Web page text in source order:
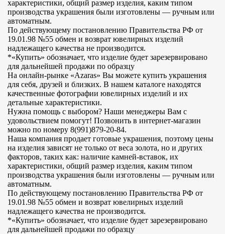
характеристики, общий размер изделия, каким типом
производства украшения были изготовлены — ручным или
автоматным.
По действующему постановлению Правительства РФ от
19.01.98 №55 обмен и возврат ювелирных изделий
надлежащего качества не производится.
*«Купить» обозначает, что изделие будет зарезервировано
для дальнейшей продажи по образцу
На онлайн-рынке «Azaras» Вы можете купить украшения
для себя, друзей и близких. В нашем каталоге находятся
качественные фотографии ювелирных изделий и их
детальные характеристики.
Нужна помощь с выбором? Наши менеджеры Вам с
удовольствием помогут! Позвонить в интернет-магазин
можно по номеру 8(991)879-20-84.
Наша компания продает готовые украшения, поэтому цены
на изделия зависят не только от веса золота, но и других
факторов, таких как: наличие камней-вставок, их
характеристики, общий размер изделия, каким типом
производства украшения были изготовлены — ручным или
автоматным.
По действующему постановлению Правительства РФ от
19.01.98 №55 обмен и возврат ювелирных изделий
надлежащего качества не производится.
*«Купить» обозначает, что изделие будет зарезервировано
для дальнейшей продажи по образцу